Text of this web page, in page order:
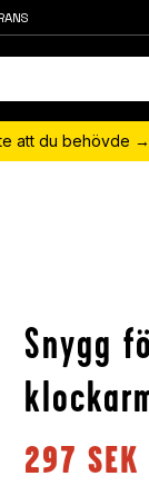
att du behövde →
Snygg
297 SEK